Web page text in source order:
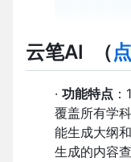
云笔AI （
· 功能特点
覆盖所有学
能生成大纲
生成的内容